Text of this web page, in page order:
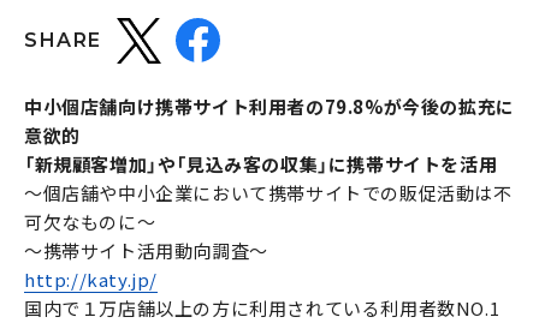
SHARE
中小個店舗向け携帯サイト利用者の79.8%が今後の拡充に
意欲的
「新規顧客増加」や「見込み客の収集」に携帯サイトを活用
〜個店舗や中小企業において携帯サイトでの販促活動は不
可欠なものに〜
〜携帯サイト活用動向調査〜
http://katy.jp/
国内で１万店舗以上の方に利用されている利用者数NO.1